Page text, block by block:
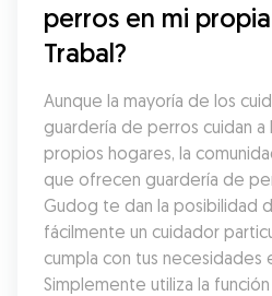
perros en mi
Trabal?
Aunque la mayoría de los
guardería de perros cuidan a
propios hogares, la
que ofrecen guardería de
Gudog te dan la posibilidad
fácilmente un cuidador
cumpla con tus necesidades
Simplemente utiliza la